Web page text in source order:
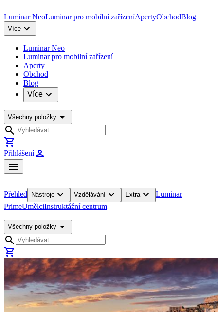
Luminar NeoLuminar pro mobilní zařízeníApertyObchodBlog
Více expand_more
Luminar Neo
Luminar pro mobilní zařízení
Aperty
Obchod
Blog
Více expand_more
Všechny položky arrow_drop_down
search
shopping_cart
Přihlášeníperson
menu
Přehled Nástroje expand_more Vzdělávání expand_more Extraexpand_more
Luminar
PrimeUmělciInstruktážní centrum
Všechny položky arrow_drop_down
search
shopping_cart